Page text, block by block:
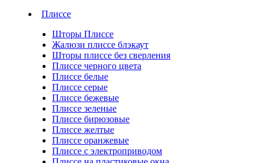
Плиссе
Шторы Плиссе
Жалюзи плиссе блэкаут
Шторы плиссе без сверления
Плиссе черного цвета
Плиссе белые
Плиссе серые
Плиссе бежевые
Плиссе зеленые
Плиссе бирюзовые
Плиссе желтые
Плиссе оранжевые
Плиссе с электроприводом